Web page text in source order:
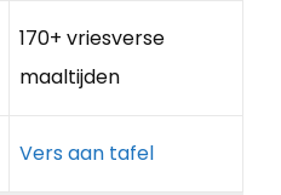
170+ vriesverse
maaltijden
Vers aan tafel